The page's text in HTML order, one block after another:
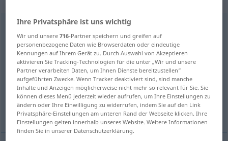
twin [twin]s
Übersicht aller Übersetzungen
(Für mehr Details die Übersetzung anklicken/antippen)
Zwilling Zwillinge Gegenstück
Zwillingskristall Weitere Beispiele...
Ihre Privatsphäre ist uns wichtig
Wir und unsere716-Partner speichern und greifen auf
personenbezogene Daten wie Browserdaten oder eindeutige
Kennungen auf Ihrem Gerät zu. Durch Auswahl von Akzeptieren
aktivieren Sie Tracking-Technologien für die unter „Wir und unsere
Partner verarbeiten Daten, um Ihnen Dienste bereitzustellen“
aufgeführten Zwecke. Wenn Tracker deaktiviert sind, sind manche
Inhalte und Anzeigen möglicherweise nicht mehr so relevant für Sie. Sie
können dieses Menü jederzeit wieder aufrufen, um Ihre Einstellungen zu
ändern oder Ihre Einwilligung zu widerrufen, indem Sie auf den Link
Privatsphäre-Einstellungen am unteren Rand der Webseite klicken. Ihre
Einstellungen gelten innerhalb unseres Website. Weitere Informationen
finden Sie in unserer Datenschutzerklärung.